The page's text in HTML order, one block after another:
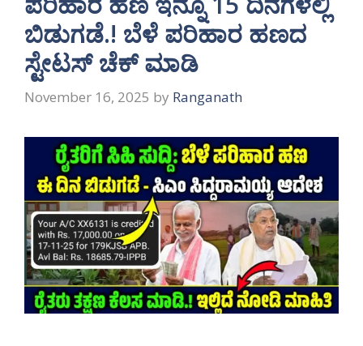
ಬಿಡುಗಡೆ.! ಬೆಳೆ ಪರಿಹಾರ ಹಣದ
ಸ್ಟೇಟಸ್ ಚೆಕ್ ಮಾಡಿ
November 16, 2025 by Ranganath